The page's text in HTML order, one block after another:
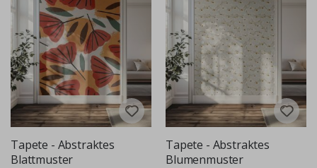
Tapete - Abstraktes
Blattmuster
Tapete - Abstraktes
Blumenmuster